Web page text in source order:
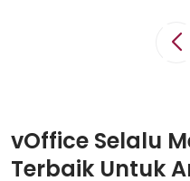
vOffice Selalu
Terbaik Untuk